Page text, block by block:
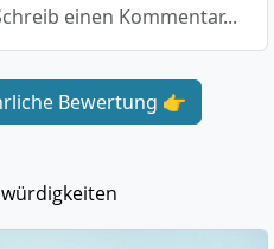
einen Kommentar...
Bewertung 👉